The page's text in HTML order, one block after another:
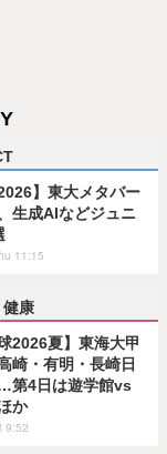
】東大メタバー
生成AIなどジュニ
11:15
健康
2026夏】東海大甲
崎・有明・長崎日
第4日は遊学館vs
か
9:52